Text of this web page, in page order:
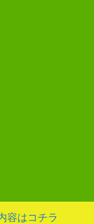
容はコチラ